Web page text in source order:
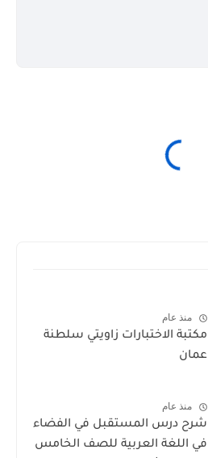
منذ عام
مكتبة الاختبارات زاويتي سلطنة
عمان
منذ عام
شرح درس المستقبل في الفضاء
في اللغة العربية للصف الخامس